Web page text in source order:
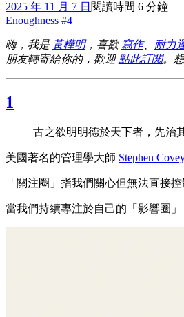
2025 年 11 月 7 日 閱讀時間 6 分鐘
Enoughness #4
嗨，我是 黃樺明，喜歡 寫作、 耐力
朋友轉寄給你的，歡迎 點此訂閱。
1
古之欲明明德於天下者，先治
美國著名的管理學大師 Stephen
「關注圈」指我們關心但無法直接
當我們持續專注於自己的「影響圈